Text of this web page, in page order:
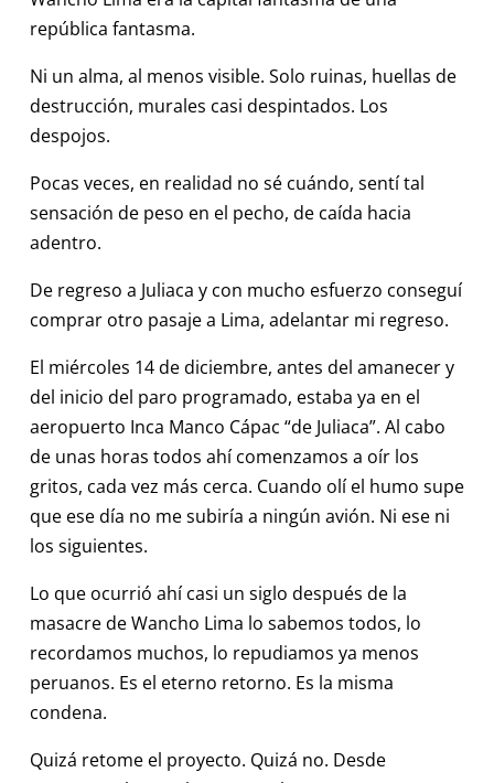
república fantasma.
Ni un alma, al menos visible. Solo ruinas, huellas de
destrucción, murales casi despintados. Los
despojos.
Pocas veces, en realidad no sé cuándo, sentí tal
sensación de peso en el pecho, de caída hacia
adentro.
De regreso a Juliaca y con mucho esfuerzo conseguí
comprar otro pasaje a Lima, adelantar mi regreso.
El miércoles 14 de diciembre, antes del amanecer y
del inicio del paro programado, estaba ya en el
aeropuerto Inca Manco Cápac “de Juliaca”. Al cabo
de unas horas todos ahí comenzamos a oír los
gritos, cada vez más cerca. Cuando olí el humo supe
que ese día no me subiría a ningún avión. Ni ese ni
los siguientes.
Lo que ocurrió ahí casi un siglo después de la
masacre de Wancho Lima lo sabemos todos, lo
recordamos muchos, lo repudiamos ya menos
peruanos. Es el eterno retorno. Es la misma
condena.
Quizá retome el proyecto. Quizá no. Desde